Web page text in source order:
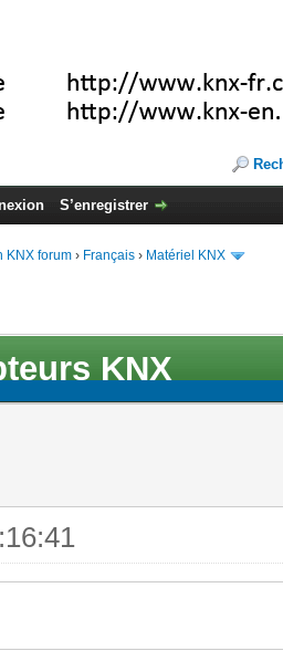
S’enregistrer
KNX forum › Français › Matériel KNX
KNX